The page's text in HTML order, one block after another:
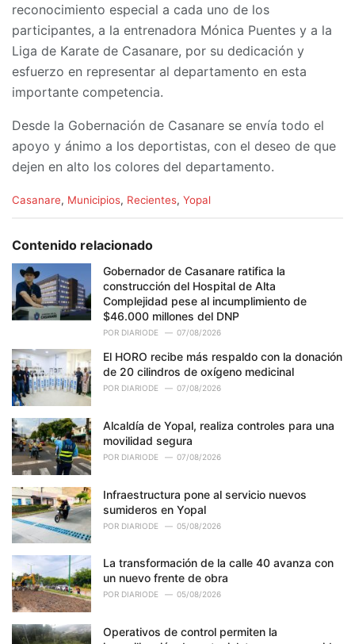
reconocimiento especial a cada uno de los
participantes, a la entrenadora Mónica Puentes y a la
Liga de Karate de Casanare, por su dedicación y
esfuerzo en representar al departamento en esta
importante competencia.
Desde la Gobernación de Casanare se envía todo el
apoyo y ánimo a los deportistas, con el deseo de que
dejen en alto los colores del departamento.
C
e
i
e
Casanare, Municipios, Recientes, Yopal
Contenido relacionado
Gobernador de Casanare ratifica la
construcción del Hospital de Alta
Complejidad pese al incumplimiento de
$46.000 millones del DNP
POR DIARIODE 07/08/2026
El HORO recibe más respaldo con la donación
de 20 cilindros de oxígeno medicinal
POR DIARIODE 07/08/2026
Alcaldía de Yopal, realiza controles para una
movilidad segura
POR DIARIODE 07/08/2026
Infraestructura pone al servicio nuevos
sumideros en Yopal
POR DIARIODE 05/08/2026
La transformación de la calle 40 avanza con
un nuevo frente de obra
POR DIARIODE 05/08/2026
Operativos de control permiten la